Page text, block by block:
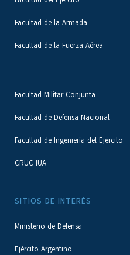
Facultad de la Armada
Facultad de la Fuerza Aérea
Facultad Militar Conjunta
Facultad de Defensa Nacional
Facultad de Ingeniería del Ejército
CRUC IUA
SITIOS DE INTERÉS
Ministerio de Defensa
Ejército Argentino